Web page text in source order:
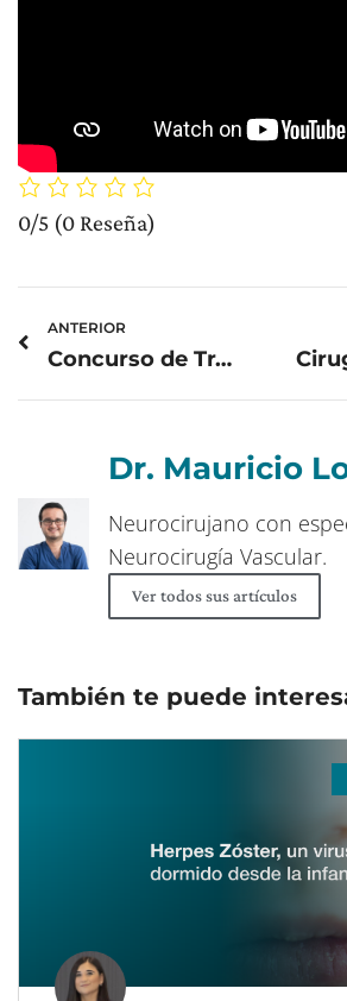
0/5 (0 Reseña)
ANTERIOR
Concurso de Trabajos Libres de Investigación, Hospital Centro Médico
Dr. Mauricio
Neurocirujano con
Neurocirugía Vascular.
Ver todos sus artículos
También te puede